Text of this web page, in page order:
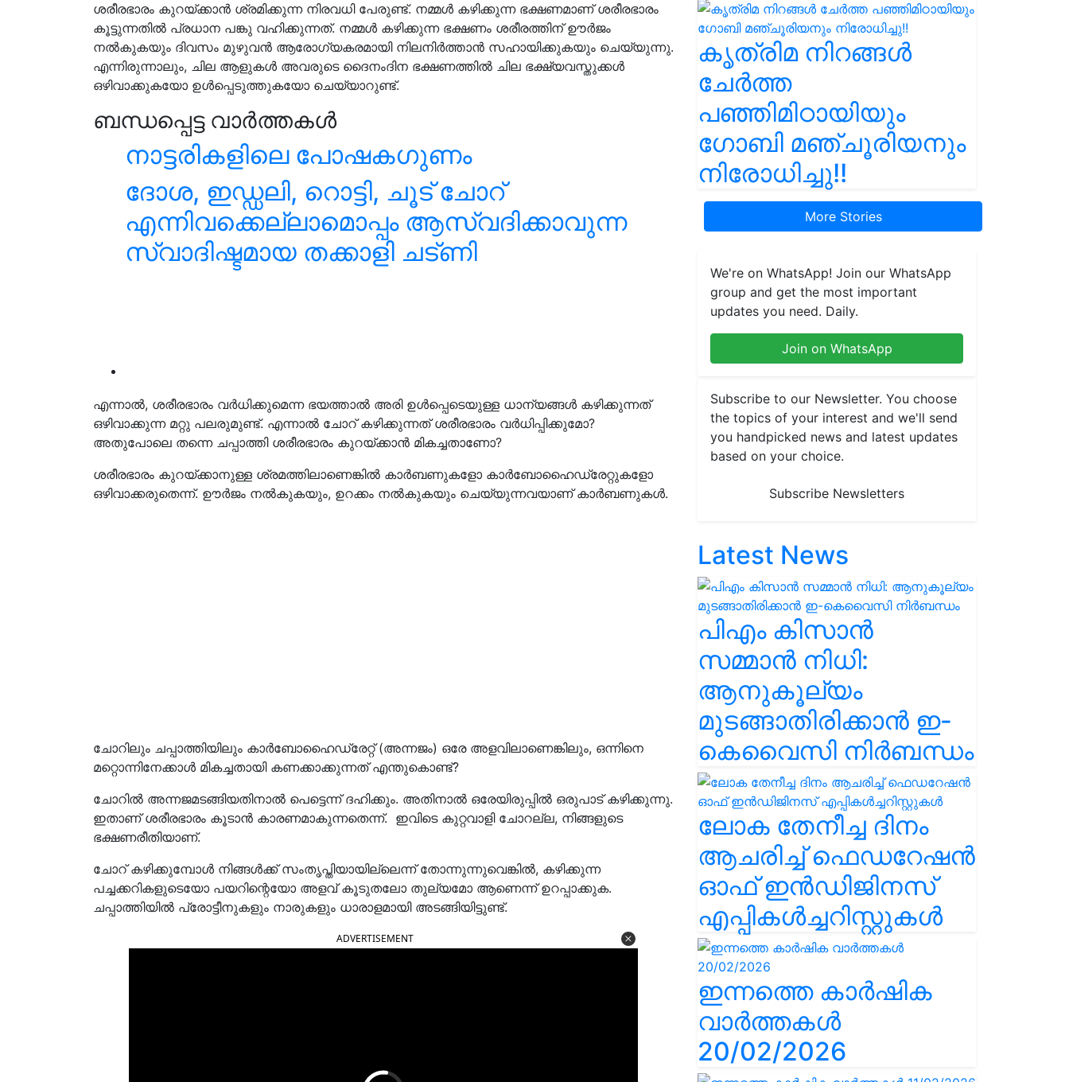
ശരീരഭാരം കുറയ്ക്കാൻ ശ്രമിക്കുന്ന നിരവധി പേരുണ്ട്. നമ്മൾ കഴിക്കുന്ന ഭക്ഷണമാണ് ശരീരഭാരം
കൂട്ടുന്നതിൽ പ്രധാന പങ്കു വഹിക്കുന്നത്. നമ്മൾ കഴിക്കുന്ന ഭക്ഷണം ശരീരത്തിന് ഊർജം
നൽകുകയും ദിവസം മുഴുവൻ ആരോഗ്യകരമായി നിലനിർത്താൻ സഹായിക്കുകയും ചെയ്യുന്നു.
എന്നിരുന്നാലും, ചില ആളുകൾ അവരുടെ ദൈനംദിന ഭക്ഷണത്തിൽ ചില ഭക്ഷ്യവസ്തുക്കൾ
ഒഴിവാക്കുകയോ ഉൾപ്പെടുത്തുകയോ ചെയ്യാറുണ്ട്.
ബന്ധപ്പെട്ട വാർത്തകൾ
നാട്ടരികളിലെ പോഷകഗുണം
ദോശ, ഇഡ്ഡലി, റൊട്ടി, ചൂട് ചോറ്
എന്നിവക്കെല്ലാമൊപ്പം ആസ്വദിക്കാവുന്ന
സ്വാദിഷ്ടമായ തക്കാളി ചട്ണി
എന്നാൽ, ശരീരഭാരം വർധിക്കുമെന്ന ഭയത്താൽ അരി ഉൾപ്പെടെയുള്ള ധാന്യങ്ങൾ കഴിക്കുന്നത്
ഒഴിവാക്കുന്ന മറ്റു പലരുമുണ്ട്. എന്നാൽ ചോറ് കഴിക്കുന്നത് ശരീരഭാരം വർധിപ്പിക്കുമോ?
അതുപോലെ തന്നെ ചപ്പാത്തി ശരീരഭാരം കുറയ്ക്കാൻ മികച്ചതാണോ?
ശരീരഭാരം കുറയ്ക്കാനുള്ള ശ്രമത്തിലാണെങ്കിൽ കാർബണുകളോ കാർബോഹൈഡ്രേറ്റുകളോ
ഒഴിവാക്കരുതെന്ന്. ഊർജം നൽകുകയും, ഉറക്കം നൽകുകയും ചെയ്യുന്നവയാണ് കാർബണുകൾ.
ചോറിലും ചപ്പാത്തിയിലും കാർബോഹൈഡ്രേറ്റ് (അന്നജം) ഒരേ അളവിലാണെങ്കിലും, ഒന്നിനെ
മറ്റൊന്നിനേക്കാൾ മികച്ചതായി കണക്കാക്കുന്നത് എന്തുകൊണ്ട്?
ചോറിൽ അന്നജമടങ്ങിയതിനാൽ പെട്ടെന്ന് ദഹിക്കും. അതിനാൽ ഒരേയിരുപ്പിൽ ഒരുപാട് കഴിക്കുന്നു.
ഇതാണ് ശരീരഭാരം കൂടാൻ കാരണമാകുന്നതെന്ന്. ഇവിടെ കുറ്റവാളി ചോറല്ല, നിങ്ങളുടെ
ഭക്ഷണരീതിയാണ്.
ചോറ് കഴിക്കുമ്പോൾ നിങ്ങൾക്ക് സംതൃപ്തിയായില്ലെന്ന് തോന്നുന്നുവെങ്കിൽ, കഴിക്കുന്ന
പച്ചക്കറികളുടെയോ പയറിന്റെയോ അളവ് കൂടുതലോ തുല്യമോ ആണെന്ന് ഉറപ്പാക്കുക.
ചപ്പാത്തിയിൽ പ്രോട്ടീനുകളും നാരുകളും ധാരാളമായി അടങ്ങിയിട്ടുണ്ട്.
ADVERTISEMENT
കൃത്രിമ നിറങ്ങൾ
ചേർത്ത
പഞ്ഞിമിഠായിയും
ഗോബി മഞ്ചൂരിയനും
നിരോധിച്ചു!!
More Stories
We're on WhatsApp! Join our WhatsApp
group and get the most important
updates you need. Daily.
Join on WhatsApp
Subscribe to our Newsletter. You choose
the topics of your interest and we'll send
you handpicked news and latest updates
based on your choice.
Subscribe Newsletters
Latest News
പിഎം കിസാൻ
സമ്മാൻ നിധി:
ആനുകൂല്യം
മുടങ്ങാതിരിക്കാൻ ഇ-
കെവൈസി നിർബന്ധം
ലോക തേനീച്ച ദിനം
ആചരിച്ച് ഫെഡറേഷൻ
ഓഫ് ഇൻഡിജിനസ്
എപ്പികൾച്ചറിസ്റ്റുകൾ
ഇന്നത്തെ കാർഷിക
വാർത്തകൾ
20/02/2026